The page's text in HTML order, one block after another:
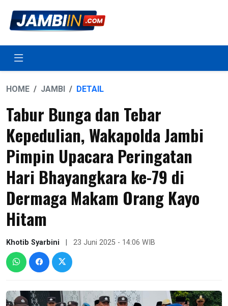
HOME JAMBI DETAIL
Tabur Bunga dan Tebar
Kepedulian, Wakapolda Jambi
Pimpin Upacara Peringatan
Hari Bhayangkara ke-79 di
Dermaga Makam Orang Kayo
Hitam
Khotib Syarbini 23 Juni 2025 - 14:06 WIB